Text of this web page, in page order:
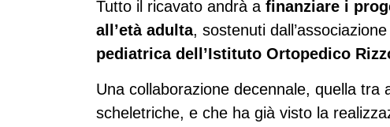
Tutto il ricavato andrà a finanziare i
all’età adulta, sostenuti
pediatrica dell’Istituto Ortopedico
Una collaborazione decennale, quella
scheletriche, e che ha già visto la